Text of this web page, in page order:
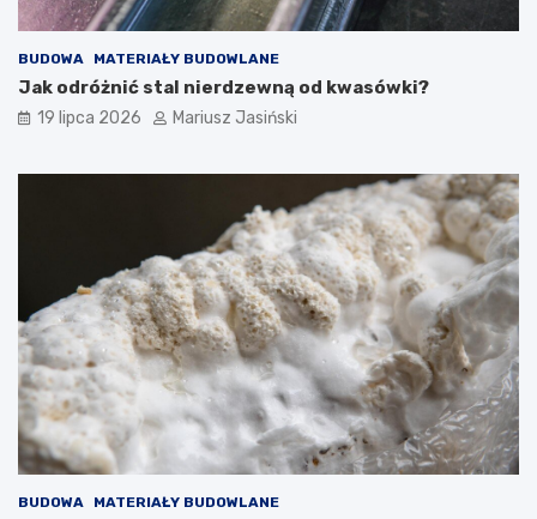
BUDOWA MATERIAŁY BUDOWLANE
Jak odróżnić stal nierdzewną od kwasówki?
19 lipca 2026 Mariusz Jasiński
BUDOWA MATERIAŁY BUDOWLANE